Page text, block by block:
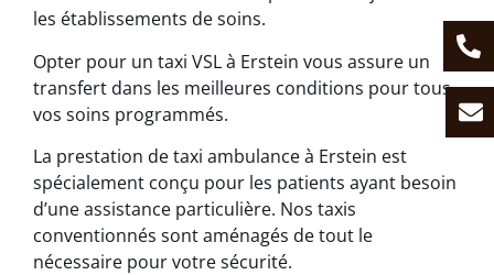
les établissements de soins.
Opter pour un taxi VSL à Erstein vous assure un
transfert dans les meilleures conditions pour tous
vos soins programmés.
La prestation de taxi ambulance à Erstein est
spécialement conçu pour les patients ayant besoin
d’une assistance particulière. Nos taxis
conventionnés sont aménagés de tout le
nécessaire pour votre sécurité.